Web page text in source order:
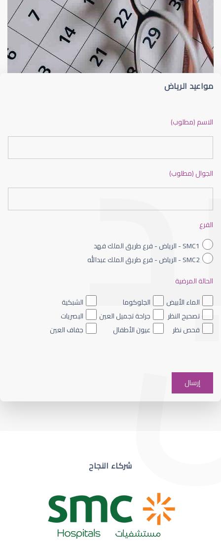
قلوبال لرعاية العين ضعف نظر
ضعف نظر الاطفال
ضعف نظر العين اليسرى
ضعف نظر مفاجئ
مواعيد الرياض
الاسم (مطلوب)
الجوال (مطلوب)
الفرع
SMC1 - الرياض - فرع طريق الملك فهد
SMC2 - الرياض - فرع طريق الملك عبدالله
الحالة المرضية
الماء الأبيض
الجلوكوما
الشبكية
تصحيح النظر
جراحة تجميل العين
البصريات
فحص نظر
عيون الأطفال جفاف العين
شركاء النجاح